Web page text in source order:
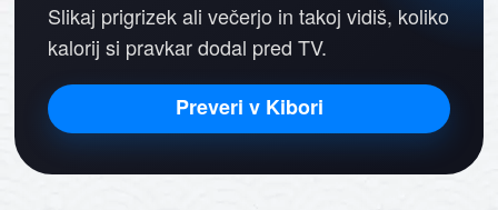
Slikaj prigrizek ali večerjo in takoj vidiš, koliko
kalorij si pravkar dodal pred TV.
Preveri v Kibori